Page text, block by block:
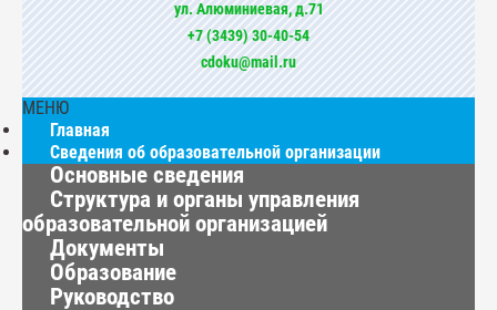
ул. Алюминиевая, д.71
+7 (3439) 30-40-54
cdoku@mail.ru
МЕНЮ
Главная
Сведения об образовательной организации
Основные сведения
Структура и органы управления
образовательной организацией
Документы
Образование
Руководство